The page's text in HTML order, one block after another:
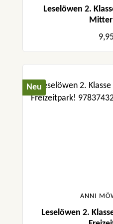
Leselöwen 2.
Neu
ANNI
Leselöwen 2.